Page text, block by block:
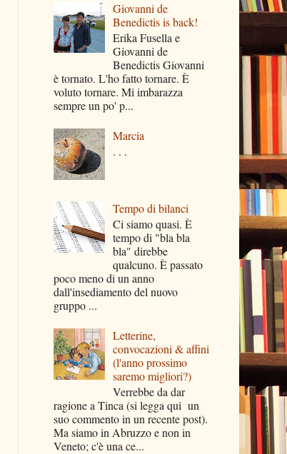
Giovanni de
Benedictis is back!
Erika Fusella e
Giovanni de
Benedictis Giovanni
è tornato. L'ho fatto tornare. È
voluto tornare. Mi imbarazza
sempre un po' p...
Marcia
. . .
Tempo di bilanci
Ci siamo quasi. È
tempo di "bla bla
bla" direbbe
qualcuno. È passato
poco meno di un anno
dall'insediamento del nuovo
gruppo ...
Letterine,
convocazioni & affini
(l'anno prossimo
saremo migliori?)
Verrebbe da dar
ragione a Tinca (si legga qui un
suo commento in un recente post).
Ma siamo in Abruzzo e non in
Veneto; c'è una ce...